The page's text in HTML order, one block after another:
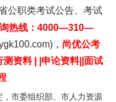
...
公职类考试公告、考试
热线：4000—310—
)， 尚优公考
测资料| | 申论资料||面试
市委组织部、市人力资源